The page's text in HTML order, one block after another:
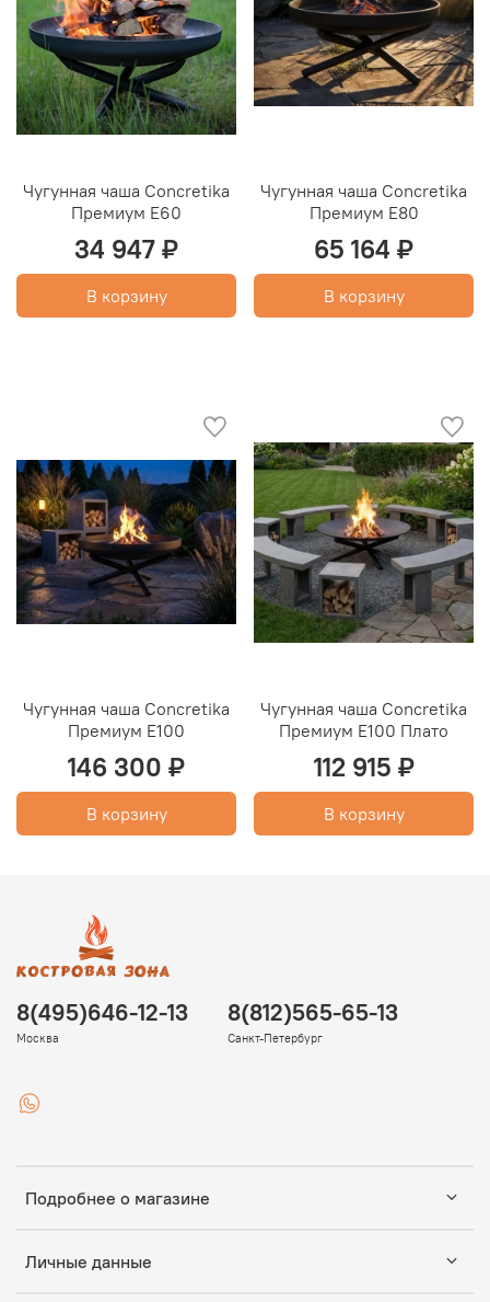
Чугунная чаша Concretika
Премиум E60
34 947 ₽
В корзину
Чугунная чаша Concretika
Премиум E80
65 164 ₽
В корзину
Чугунная чаша Concretika
Премиум E100
146 300 ₽
В корзину
Чугунная чаша Concretika
Премиум E100 Плато
112 915 ₽
В корзину
Подробнее о магазине
Личные данные
8(495)646-12-13
Москва
8(812)565-65-13
Санкт-Петербург